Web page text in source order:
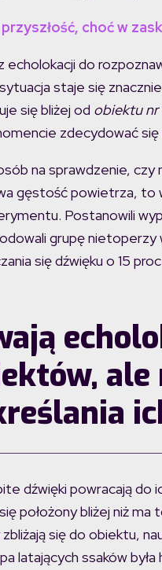
choć w
do
staje się
się bliżej od obiektu nr
zdecydować
na sprawdzenie,
gęstość powietrza, to
Postanowili
grupę
się dźwięku o 15
ale
dźwięki powracają do
położony bliżej niż
się do obiektu,
latających ssaków